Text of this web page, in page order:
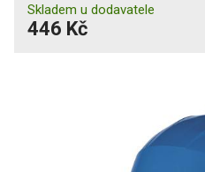
Skladem u dodavatele
446 Kč